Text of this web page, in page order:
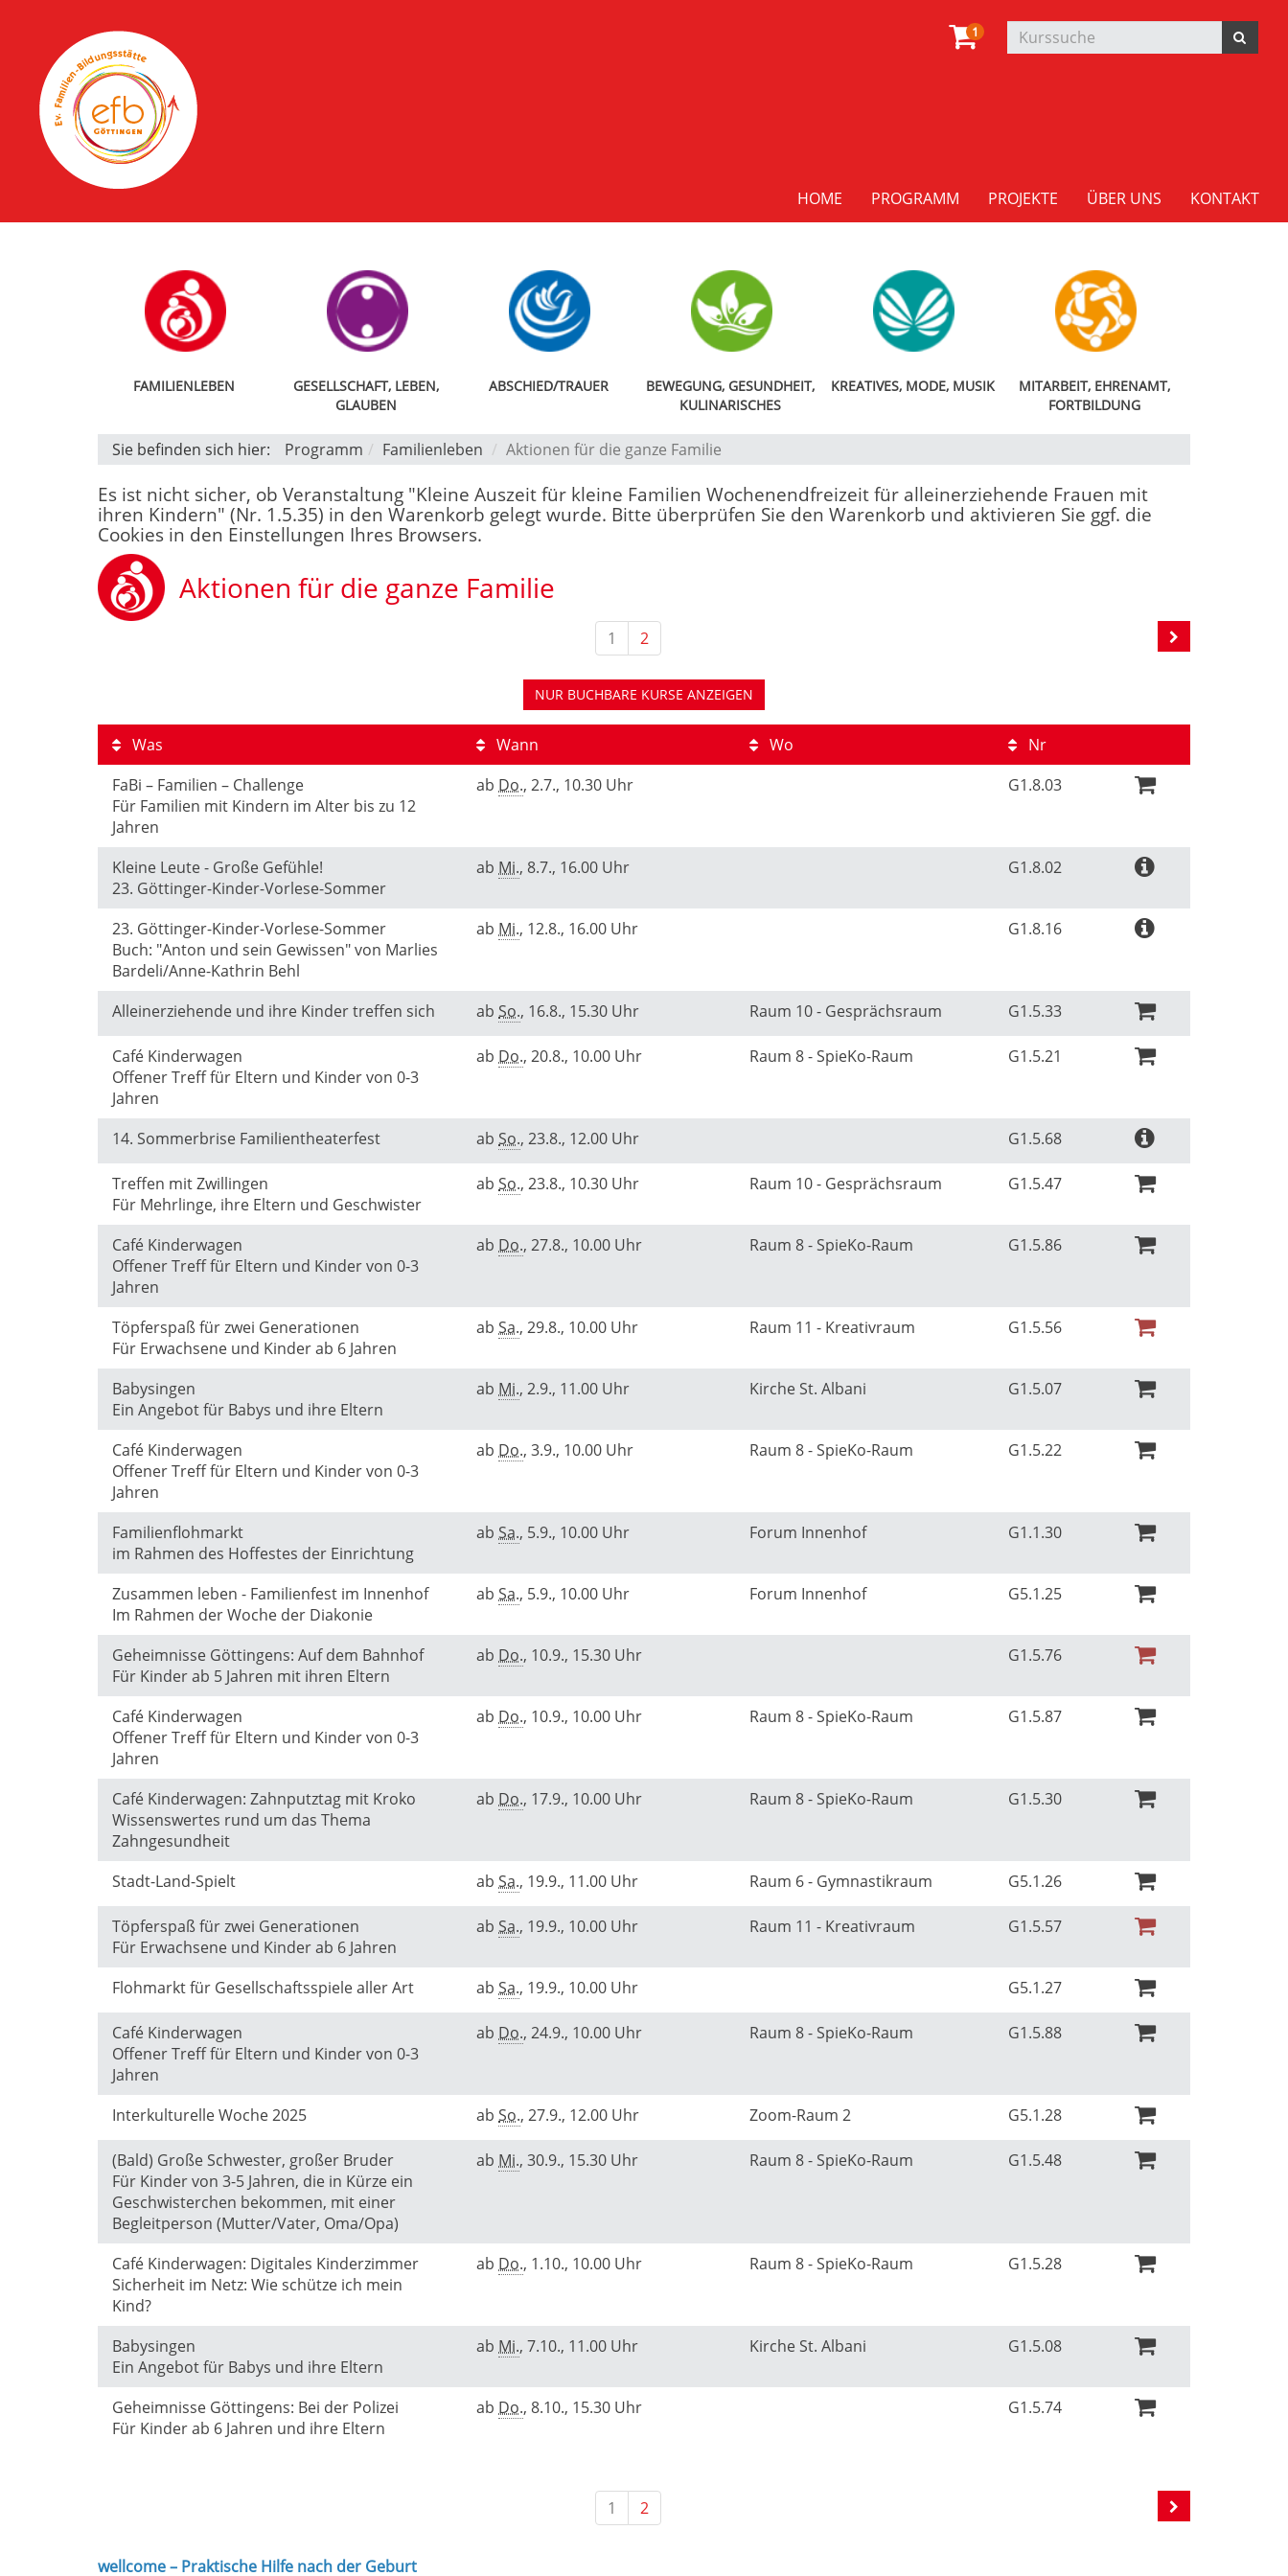
1
HOME PROGRAMM PROJEKTE ÜBER UNS KONTAKT
FAMILIENLEBEN
GESELLSCHAFT, LEBEN,
GLAUBEN
ABSCHIED/TRAUER
BEWEGUNG, GESUNDHEIT,
KULINARISCHES
KREATIVES, MODE, MUSIK
MITARBEIT, EHRENAMT,
FORTBILDUNG
Sie befinden sich hier: Programm Familienleben Aktionen für die ganze Familie
Es ist nicht sicher, ob Veranstaltung "Kleine Auszeit für kleine Familien Wochenendfreizeit für alleinerziehende Frauen mit
ihren Kindern" (Nr. 1.5.35) in den Warenkorb gelegt wurde. Bitte überprüfen Sie den Warenkorb und aktivieren Sie ggf. die
Cookies in den Einstellungen Ihres Browsers.
Aktionen für die ganze Familie
1 2
NUR BUCHBARE KURSE ANZEIGEN
Was Wann Wo
Nr
FaBi – Familien – Challenge
Für Familien mit Kindern im Alter bis zu 12
Jahren
ab Do., 2.7., 10.30 Uhr G1.8.03
Kleine Leute - Große Gefühle!
23. Göttinger-Kinder-Vorlese-Sommer
ab Mi., 8.7., 16.00 Uhr G1.8.02
23. Göttinger-Kinder-Vorlese-Sommer
Buch: "Anton und sein Gewissen" von Marlies
Bardeli/Anne-Kathrin Behl
ab Mi., 12.8., 16.00 Uhr G1.8.16
Alleinerziehende und ihre Kinder treffen sich ab So., 16.8., 15.30 Uhr Raum 10 - Gesprächsraum G1.5.33
Café Kinderwagen
Offener Treff für Eltern und Kinder von 0-3
Jahren
ab Do., 20.8., 10.00 Uhr Raum 8 - SpieKo-Raum G1.5.21
14. Sommerbrise Familientheaterfest ab So., 23.8., 12.00 Uhr G1.5.68
Treffen mit Zwillingen
Für Mehrlinge, ihre Eltern und Geschwister
ab So., 23.8., 10.30 Uhr Raum 10 - Gesprächsraum G1.5.47
Café Kinderwagen
Offener Treff für Eltern und Kinder von 0-3
Jahren
ab Do., 27.8., 10.00 Uhr Raum 8 - SpieKo-Raum G1.5.86
Töpferspaß für zwei Generationen
Für Erwachsene und Kinder ab 6 Jahren
ab Sa., 29.8., 10.00 Uhr Raum 11 - Kreativraum G1.5.56
Babysingen
Ein Angebot für Babys und ihre Eltern
ab Mi., 2.9., 11.00 Uhr Kirche St. Albani G1.5.07
Café Kinderwagen
Offener Treff für Eltern und Kinder von 0-3
Jahren
ab Do., 3.9., 10.00 Uhr Raum 8 - SpieKo-Raum G1.5.22
Familienflohmarkt
im Rahmen des Hoffestes der Einrichtung
ab Sa., 5.9., 10.00 Uhr Forum Innenhof G1.1.30
Zusammen leben - Familienfest im Innenhof
Im Rahmen der Woche der Diakonie
ab Sa., 5.9., 10.00 Uhr Forum Innenhof G5.1.25
Geheimnisse Göttingens: Auf dem Bahnhof
Für Kinder ab 5 Jahren mit ihren Eltern
ab Do., 10.9., 15.30 Uhr G1.5.76
Café Kinderwagen
Offener Treff für Eltern und Kinder von 0-3
Jahren
ab Do., 10.9., 10.00 Uhr Raum 8 - SpieKo-Raum G1.5.87
Café Kinderwagen: Zahnputztag mit Kroko
Wissenswertes rund um das Thema
Zahngesundheit
ab Do., 17.9., 10.00 Uhr Raum 8 - SpieKo-Raum G1.5.30
Stadt-Land-Spielt ab Sa., 19.9., 11.00 Uhr Raum 6 - Gymnastikraum G5.1.26
Töpferspaß für zwei Generationen
Für Erwachsene und Kinder ab 6 Jahren
ab Sa., 19.9., 10.00 Uhr Raum 11 - Kreativraum G1.5.57
Flohmarkt für Gesellschaftsspiele aller Art ab Sa., 19.9., 10.00 Uhr G5.1.27
Café Kinderwagen
Offener Treff für Eltern und Kinder von 0-3
Jahren
ab Do., 24.9., 10.00 Uhr Raum 8 - SpieKo-Raum G1.5.88
Interkulturelle Woche 2025 ab So., 27.9., 12.00 Uhr Zoom-Raum 2 G5.1.28
(Bald) Große Schwester, großer Bruder
Für Kinder von 3-5 Jahren, die in Kürze ein
Geschwisterchen bekommen, mit einer
Begleitperson (Mutter/Vater, Oma/Opa)
ab Mi., 30.9., 15.30 Uhr Raum 8 - SpieKo-Raum G1.5.48
Café Kinderwagen: Digitales Kinderzimmer
Sicherheit im Netz: Wie schütze ich mein
Kind?
ab Do., 1.10., 10.00 Uhr Raum 8 - SpieKo-Raum G1.5.28
Babysingen
Ein Angebot für Babys und ihre Eltern
ab Mi., 7.10., 11.00 Uhr Kirche St. Albani G1.5.08
Geheimnisse Göttingens: Bei der Polizei
Für Kinder ab 6 Jahren und ihre Eltern
ab Do., 8.10., 15.30 Uhr G1.5.74
1 2
wellcome – Praktische Hilfe nach der Geburt